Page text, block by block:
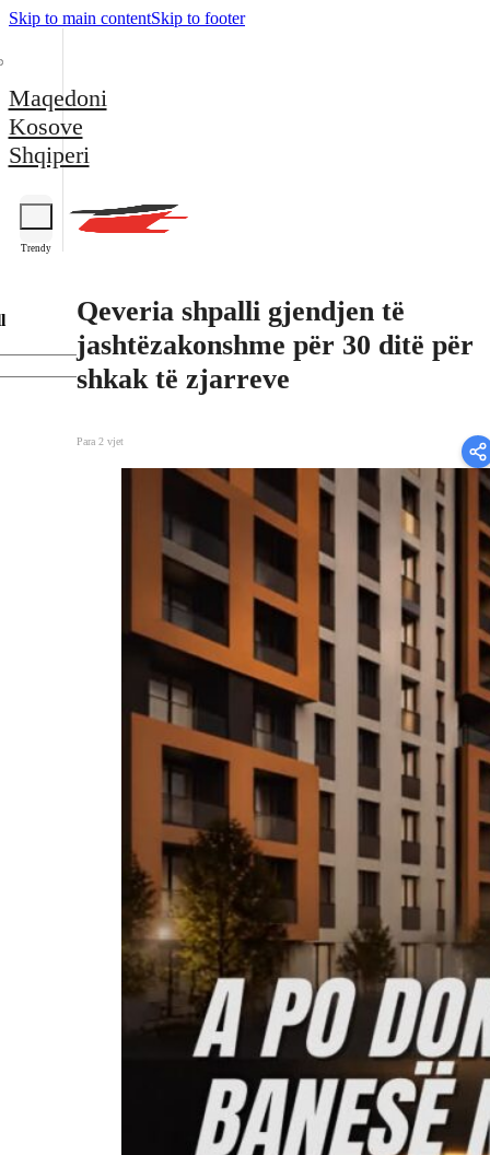
Skip to main contentSkip to footer
Maqedoni
Kosove
Shqiperi
Trendy
Qeveria shpalli gjendjen të
jashtëzakonshme për 30 ditë për
shkak të zjarreve
Para 2 vjet